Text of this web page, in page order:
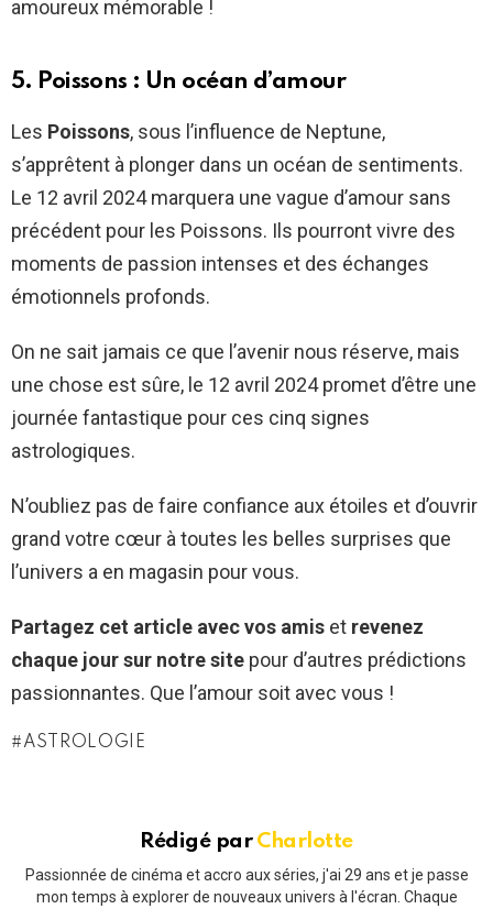
amoureux mémorable !
5. Poissons : Un océan d’amour
Les Poissons, sous l’influence de Neptune,
s’apprêtent à plonger dans un océan de sentiments.
Le 12 avril 2024 marquera une vague d’amour sans
précédent pour les Poissons. Ils pourront vivre des
moments de passion intenses et des échanges
émotionnels profonds.
On ne sait jamais ce que l’avenir nous réserve, mais
une chose est sûre, le 12 avril 2024 promet d’être une
journée fantastique pour ces cinq signes
astrologiques.
N’oubliez pas de faire confiance aux étoiles et d’ouvrir
grand votre cœur à toutes les belles surprises que
l’univers a en magasin pour vous.
Partagez cet article avec vos amis et revenez
chaque jour sur notre site pour d’autres prédictions
passionnantes. Que l’amour soit avec vous !
ASTROLOGIE
Rédigé par Charlotte
Passionnée de cinéma et accro aux séries, j'ai 29 ans et je passe
mon temps à explorer de nouveaux univers à l'écran. Chaque